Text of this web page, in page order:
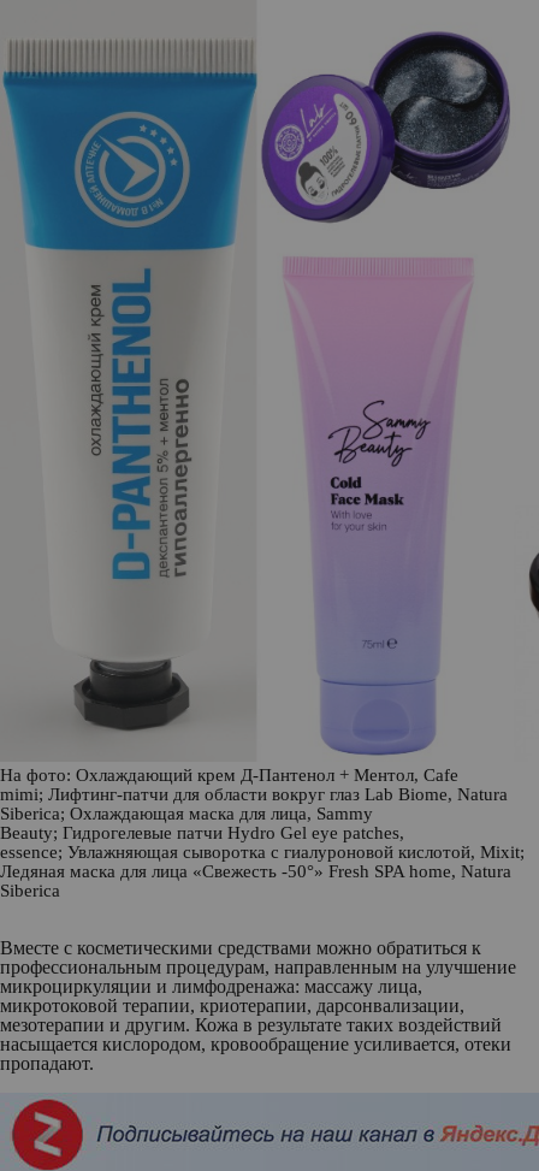
На фото: Охлаждающий крем Д-Пантенол + Ментол, Cafe
mimi; Лифтинг-патчи для области вокруг глаз Lab Biome, Natura
Siberica; Охлаждающая маска для лица, Sammy
Beauty; Гидрогелевые патчи Hydro Gel eye patches,
essence; Увлажняющая сыворотка с гиалуроновой кислотой, Mixit;
Ледяная маска для лица «Свежесть -50°» Fresh SPA home, Natura
Siberica
Вместе с косметическими средствами можно обратиться к
профессиональным процедурам, направленным на улучшение
микроциркуляции и лимфодренажа: массажу лица,
микротоковой терапии, криотерапии, дарсонвализации,
мезотерапии и другим. Кожа в результате таких воздействий
насыщается кислородом, кровообращение усиливается, отеки
пропадают.